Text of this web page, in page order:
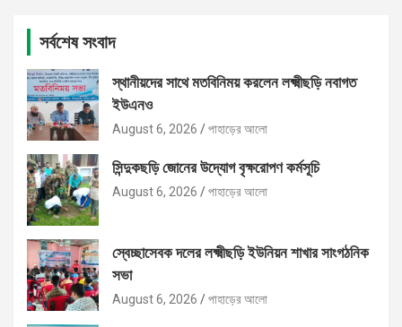
সর্বশেষ সংবাদ
স্থানীয়দের সাথে মতবিনিময় করলেন লক্ষ্মীছড়ি নবাগত
ইউএনও
August 6, 2026 পাহাড়ের আলো
সিন্দুকছড়ি জোনের উদ্যোগ বৃক্ষরোপণ কর্মসূচি
August 6, 2026 পাহাড়ের আলো
স্বেচ্ছাসেবক দলের লক্ষ্মীছড়ি ইউনিয়ন শাখার সাংগঠনিক
সভা
August 6, 2026 পাহাড়ের আলো